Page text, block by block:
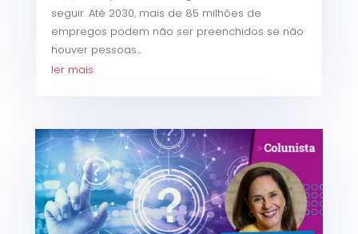
seguir. Até 2030, mais de 85 milhões de
empregos podem não ser preenchidos se não
houver pessoas...
ler mais